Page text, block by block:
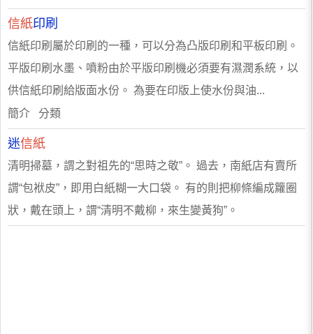
信紙印刷
信紙印刷屬於印刷的一種，可以分為凸版印刷和平板印刷。
平版印刷水墨、噴粉由於平版印刷機必須要有濕潤系統，以
供信紙印刷給版面水份。 為要在印版上使水份與油...
簡介 分類
迷信紙
清明掃墓，謂之對祖先的“思時之敬”。 過去，南紙店有賣所
謂“包袱皮”，即用白紙糊一大口袋。 有的則把柳條編成籮圈
狀，戴在頭上，謂“清明不戴柳，來生變黃狗”。